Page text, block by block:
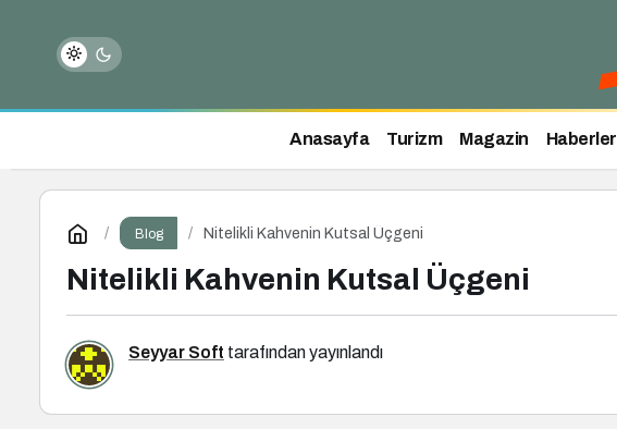
Anasayfa Turizm Magazin Haberler
Blog Nitelikli Kahvenin Kutsal Üçgeni
Nitelikli Kahvenin Kutsal Üçgeni
Seyyar Soft tarafından yayınlandı